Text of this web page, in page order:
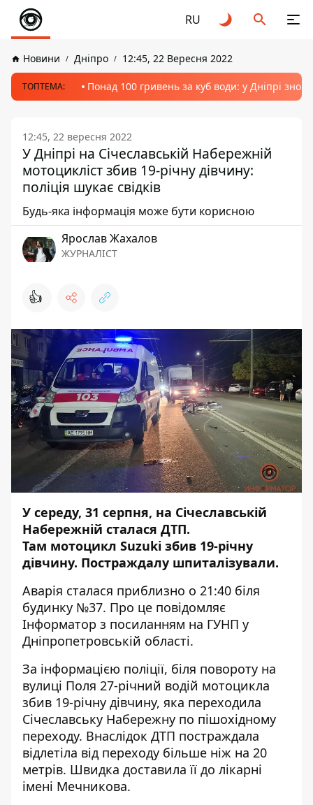
RU
Новини Дніпро 12:45, 22 Вересня 2022
ТОПТЕМА: Понад 100 гривень за куб води: у Дніпрі
12:45, 22 вересня 2022
У Дніпрі на Січеславській Набережній
мотоцикліст збив 19-річну дівчину:
поліція шукає свідків
Будь-яка інформація може бути корисною
Ярослав Жахалов
ЖУРНАЛІСТ
👍
У середу, 31 серпня, на Січеславській
Набережній сталася ДТП.
Там мотоцикл Suzuki збив 19-річну
дівчину. Постраждалу шпиталізували.
Аварія сталася приблизно о 21:40 біля
будинку №37. Про це повідомляє
Інформатор з посиланням на ГУНП у
Дніпропетровській області.
За інформацією поліції, біля повороту на
вулиці Поля 27-річний водій мотоцикла
збив 19-річну дівчину, яка переходила
Січеславську Набережну по пішохідному
переходу. Внаслідок ДТП постраждала
відлетіла від переходу більше ніж на 20
метрів. Швидка доставила її до лікарні
імені Мечникова.